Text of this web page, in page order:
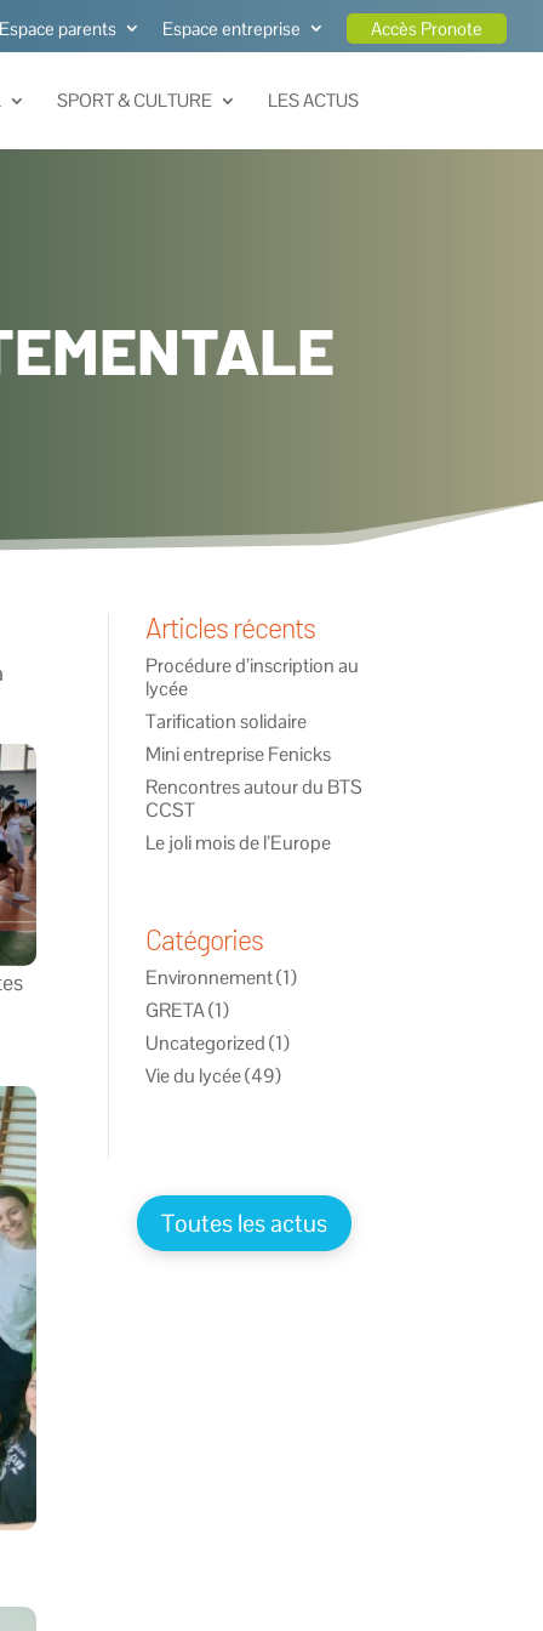
Espace parents Espace entreprise Accès Pronote
SPORT & CULTURE LES ACTUS
Articles récents
Procédure d’inscription au
lycée
Tarification solidaire
Mini entreprise Fenicks
Rencontres autour du BTS
CCST
Le joli mois de l’Europe
Catégories
Environnement(1)
GRETA(1)
Uncategorized(1)
Vie du lycée(49)
Toutes les actus